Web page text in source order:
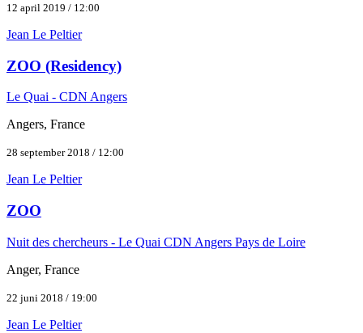
12 april 2019 / 12:00
Jean Le Peltier
ZOO (Residency)
Le Quai - CDN Angers
Angers, France
28 september 2018 / 12:00
Jean Le Peltier
ZOO
Nuit des chercheurs - Le Quai CDN Angers Pays de Loire
Anger, France
22 juni 2018 / 19:00
Jean Le Peltier